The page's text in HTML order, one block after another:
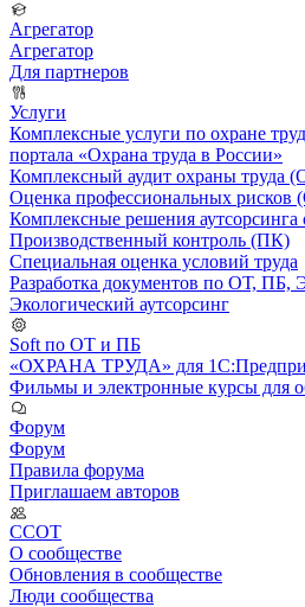
Агрегатор
Агрегатор
Для партнеров
Услуги
Комплексные услуги по охране
портала «Охрана труда в России»
Комплексный аудит охраны труда
Оценка профессиональных рисков
Комплексные решения аутсорсинга
Производственный контроль (ПК)
Специальная оценка условий труда
Разработка документов по ОТ, ПБ,
Экологический аутсорсинг
Soft по ОТ и ПБ
«ОХРАНА ТРУДА» для
Фильмы и электронные курсы для
Форум
Форум
Правила форума
Приглашаем авторов
ССОТ
О сообществе
Обновления в сообществе
Люди сообщества